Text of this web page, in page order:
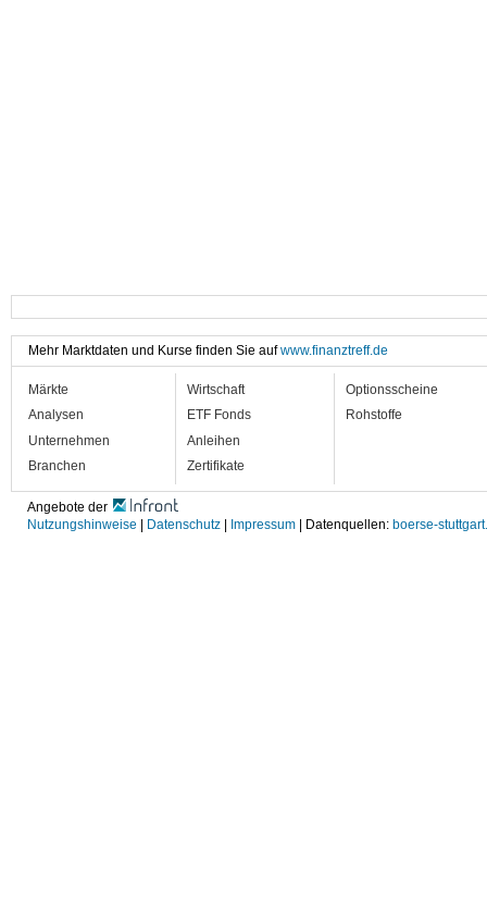
Mehr Marktdaten und Kurse finden Sie aufwww.finanztreff.de
Märkte
Analysen
Unternehmen
Branchen
Wirtschaft
ETF Fonds
Anleihen
Zertifikate
Optionsscheine
Rohstoffe
Angebote der
Nutzungshinweise | Datenschutz | Impressum | Datenquellen: boerse-